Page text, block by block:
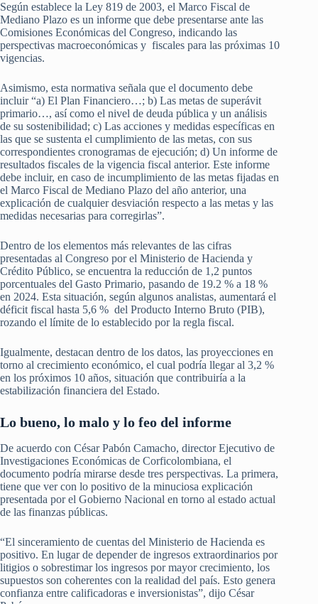
Según establece la Ley 819 de 2003, el Marco Fiscal de
Mediano Plazo es un informe que debe presentarse ante las
Comisiones Económicas del Congreso, indicando las
perspectivas macroeconómicas y fiscales para las próximas 10
vigencias.
Asimismo, esta normativa señala que el documento debe
incluir “a) El Plan Financiero…; b) Las metas de superávit
primario…, así como el nivel de deuda pública y un análisis
de su sostenibilidad; c) Las acciones y medidas específicas en
las que se sustenta el cumplimiento de las metas, con sus
correspondientes cronogramas de ejecución; d) Un informe de
resultados fiscales de la vigencia fiscal anterior. Este informe
debe incluir, en caso de incumplimiento de las metas fijadas en
el Marco Fiscal de Mediano Plazo del año anterior, una
explicación de cualquier desviación respecto a las metas y las
medidas necesarias para corregirlas”.
Dentro de los elementos más relevantes de las cifras
presentadas al Congreso por el Ministerio de Hacienda y
Crédito Público, se encuentra la reducción de 1,2 puntos
porcentuales del Gasto Primario, pasando de 19.2 % a 18 %
en 2024. Esta situación, según algunos analistas, aumentará el
déficit fiscal hasta 5,6 % del Producto Interno Bruto (PIB),
rozando el límite de lo establecido por la regla fiscal.
Igualmente, destacan dentro de los datos, las proyecciones en
torno al crecimiento económico, el cual podría llegar al 3,2 %
en los próximos 10 años, situación que contribuiría a la
estabilización financiera del Estado.
Lo bueno, lo malo y lo feo del informe
De acuerdo con César Pabón Camacho, director Ejecutivo de
Investigaciones Económicas de Corficolombiana, el
documento podría mirarse desde tres perspectivas. La primera,
tiene que ver con lo positivo de la minuciosa explicación
presentada por el Gobierno Nacional en torno al estado actual
de las finanzas públicas.
“El sinceramiento de cuentas del Ministerio de Hacienda es
positivo. En lugar de depender de ingresos extraordinarios por
litigios o sobrestimar los ingresos por mayor crecimiento, los
supuestos son coherentes con la realidad del país. Esto genera
confianza entre calificadoras e inversionistas”, dijo César